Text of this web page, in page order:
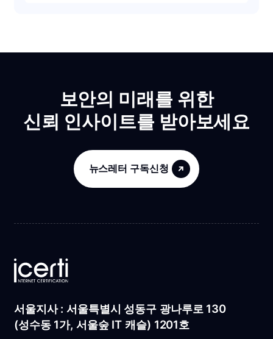
보안의 미래를 위한
신뢰 인사이트를 받아보세요
뉴스레터 구독신청
서울지사 : 서울특별시 성동구 광나루로 130
(성수동 1가, 서울숲 IT 캐슬) 1201호